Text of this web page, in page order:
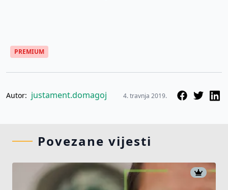
PREMIUM
Autor: justament.domagoj 4. travnja 2019.
Povezane vijesti